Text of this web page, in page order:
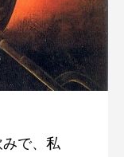
みで、私